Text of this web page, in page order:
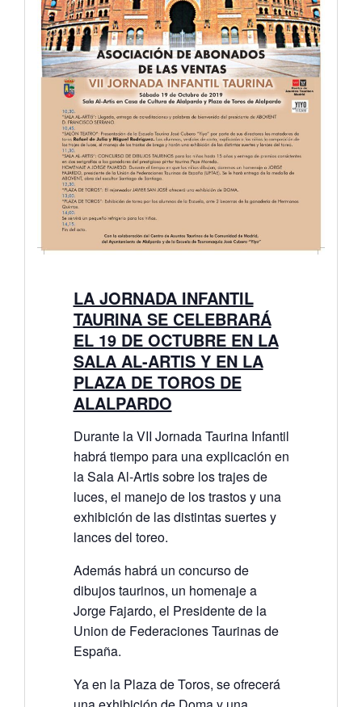
LA JORNADA INFANTIL
TAURINA SE CELEBRARÁ
EL 19 DE OCTUBRE EN LA
SALA AL-ARTIS Y EN LA
PLAZA DE TOROS DE
ALALPARDO
Durante la VII Jornada Taurina Infantil
habrá tiempo para una explicación en
la Sala Al-Artis sobre los trajes de
luces, el manejo de los trastos y una
exhibición de las distintas suertes y
lances del toreo.
Además habrá un concurso de
dibujos taurinos, un homenaje a
Jorge Fajardo, el Presidente de la
Union de Federaciones Taurinas de
España.
Ya en la Plaza de Toros, se ofrecerá